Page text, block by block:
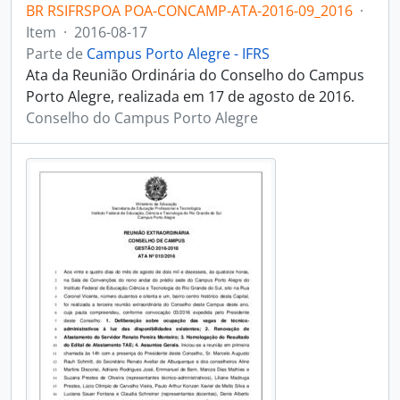
BR RSIFRSPOA POA-CONCAMP-ATA-2016-09_2016 ·
Item · 2016-08-17
Parte de Campus Porto Alegre - IFRS
Ata da Reunião Ordinária do Conselho do Campus
Porto Alegre, realizada em 17 de agosto de 2016.
Conselho do Campus Porto Alegre